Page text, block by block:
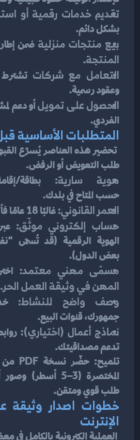
تقديم خدمات رقمية أو
بشكل دائم.
بيع منتجات منزلية ضمن إطار
المنتجة.
التعامل مع شركات
وعقود رسمية.
الحصول على تمويل
الفردي.
المتطلبات الأساسية
طلب التعويض أو الرفض.
هوية سارية
حسب المتاح في بلدك.
العمر القانوني: غالبًا 18 عامًا فأكثر.
حساب إلكتروني موثّق
بعض الدول).
مسمّى مهني معتمد:
المهن في وثيقة العمل الحر.
وصف واضح للنشاط
جمهورك، قنوات البيع.
نماذج أعمال (اختياري)
تدعم مصداقيتك.
طلب قوي ومتقن.
الإنترنت